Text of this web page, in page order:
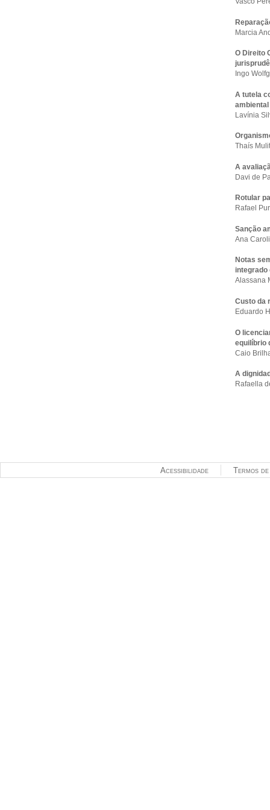
Marcia
O Direito
Ingo
A tutela
Lavínia
Thaís
A
Davi de
Rotular
Rafael
Sanção
Ana
Notas
integrado
Alassana
Custo da
Eduardo
O
equilíbrio
Caio
A
Rafaella
Termos
Acessibilidade